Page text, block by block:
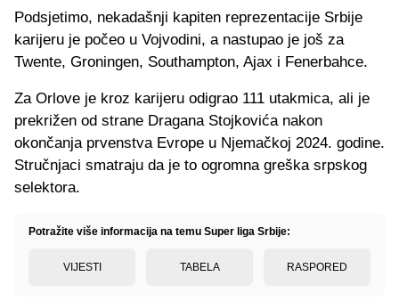
Podsjetimo, nekadašnji kapiten reprezentacije Srbije
karijeru je počeo u Vojvodini, a nastupao je još za
Twente, Groningen, Southampton, Ajax i Fenerbahce.
Za Orlove je kroz karijeru odigrao 111 utakmica, ali je
prekrižen od strane Dragana Stojkovića nakon
okončanja prvenstva Evrope u Njemačkoj 2024. godine.
Stručnjaci smatraju da je to ogromna greška srpskog
selektora.
Potražite više informacija na temu Super liga Srbije:
VIJESTI TABELA RASPORED